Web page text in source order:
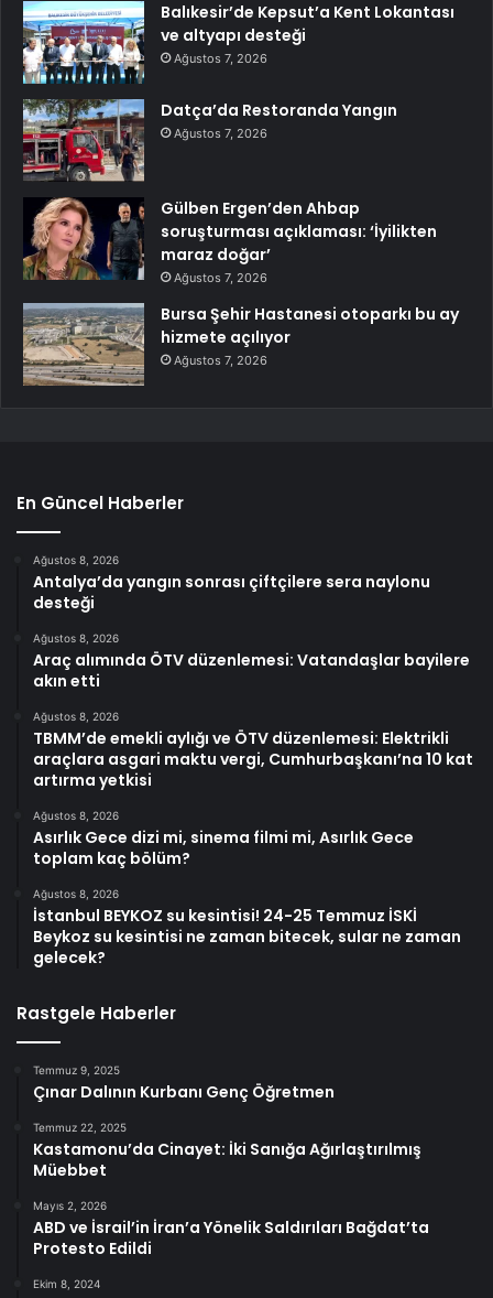
Balıkesir’de Kepsut’a Kent Lokantası
ve altyapı desteği
Ağustos 7, 2026
Datça’da Restoranda Yangın
Ağustos 7, 2026
Gülben Ergen’den Ahbap
soruşturması açıklaması: ‘İyilikten
maraz doğar’
Ağustos 7, 2026
Bursa Şehir Hastanesi otoparkı bu ay
hizmete açılıyor
Ağustos 7, 2026
En Güncel Haberler
Ağustos 8, 2026
Antalya’da yangın sonrası çiftçilere sera naylonu
desteği
Ağustos 8, 2026
Araç alımında ÖTV düzenlemesi: Vatandaşlar bayilere
akın etti
Ağustos 8, 2026
TBMM’de emekli aylığı ve ÖTV düzenlemesi: Elektrikli
araçlara asgari maktu vergi, Cumhurbaşkanı’na 10 kat
artırma yetkisi
Ağustos 8, 2026
Asırlık Gece dizi mi, sinema filmi mi, Asırlık Gece
toplam kaç bölüm?
Ağustos 8, 2026
İstanbul BEYKOZ su kesintisi! 24-25 Temmuz İSKİ
Beykoz su kesintisi ne zaman bitecek, sular ne zaman
gelecek?
Rastgele Haberler
Temmuz 9, 2025
Çınar Dalının Kurbanı Genç Öğretmen
Temmuz 22, 2025
Kastamonu’da Cinayet: İki Sanığa Ağırlaştırılmış
Müebbet
Mayıs 2, 2026
ABD ve İsrail’in İran’a Yönelik Saldırıları Bağdat’ta
Protesto Edildi
Ekim 8, 2024